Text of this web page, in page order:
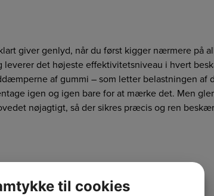
giver genlyd, når du først kigger nærmere på
det højeste effektivitetsniveau i hvert
af gummi – som letter belastningen
igen og igen bare for at mærke det. Men
nøjagtigt, så der sikres præcis og ren
til cookies